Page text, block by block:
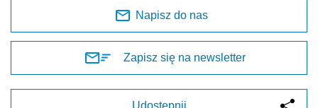
Napisz do nas
Zapisz się na newsletter
Udostępnij